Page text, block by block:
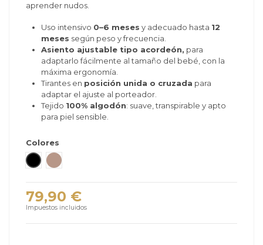
aprender nudos.
Uso intensivo 0–6 meses y adecuado hasta 12
meses según peso y frecuencia.
Asiento ajustable tipo acordeón, para
adaptarlo fácilmente al tamaño del bebé, con la
máxima ergonomía.
Tirantes en posición unida o cruzada para
adaptar el ajuste al porteador.
Tejido 100% algodón: suave, transpirable y apto
para piel sensible.
Colores
Dusk
Sparrow
79,90 €
Impuestos incluidos